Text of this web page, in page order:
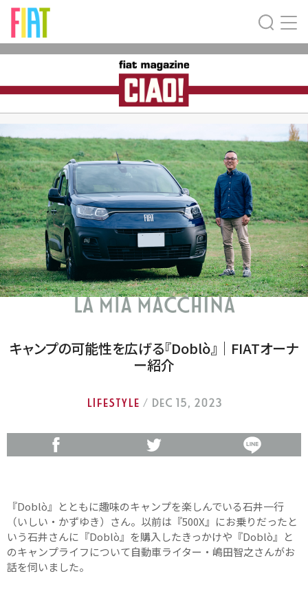
キャンプの可能性を広げる『Doblò』｜FIATオーナ
ー紹介
LIFESTYLE / Dec 15, 2023
『Doblò』とともに趣味のキャンプを楽しんでいる石井一行
（いしい・かずゆき）さん。以前は『500X』にお乗りだったと
いう石井さんに『Doblò』を購入したきっかけや『Doblò』と
のキャンプライフについて自動車ライター・嶋田智之さんがお
話を伺いました。